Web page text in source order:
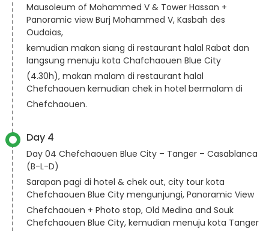
Mausoleum of Mohammed V & Tower Hassan +
Panoramic view Burj Mohammed V, Kasbah des
Oudaias,
kemudian makan siang di restaurant halal Rabat dan
langsung menuju kota Chafchaouen Blue City
(4.30h), makan malam di restaurant halal
Chefchaouen kemudian chek in hotel bermalam di
Chefchaouen.
Day 4
Day 04 Chefchaouen Blue City – Tanger – Casablanca
(B-L-D)
Sarapan pagi di hotel & chek out, city tour kota
Chefchaouen Blue City mengunjungi, Panoramic View
Chefchaouen + Photo stop, Old Medina and Souk
Chefchaouen Blue City, kemudian menuju kota Tanger